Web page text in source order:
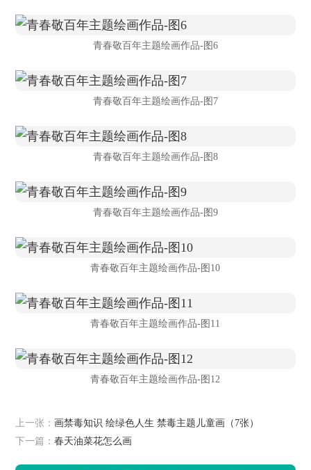
青春敬百年主题绘画作品-图6
青春敬百年主题绘画作品-图7
青春敬百年主题绘画作品-图8
青春敬百年主题绘画作品-图9
青春敬百年主题绘画作品-图10
青春敬百年主题绘画作品-图11
青春敬百年主题绘画作品-图12
上一张：画禁毒知识 绘绿色人生 禁毒主题儿童画（7张）
下一篇：春天油菜花怎么画